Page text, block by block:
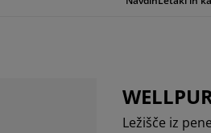
Ležišče iz